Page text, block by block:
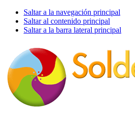
Saltar a la navegación principal
Saltar al contenido principal
Saltar a la barra lateral principal